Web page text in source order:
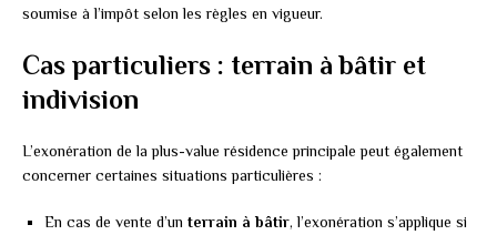
soumise à l’impôt selon les règles en vigueur.
Cas particuliers : terrain à bâtir et
indivision
L’exonération de la plus-value résidence principale peut également
concerner certaines situations particulières :
En cas de vente d’un terrain à bâtir, l’exonération s’applique si